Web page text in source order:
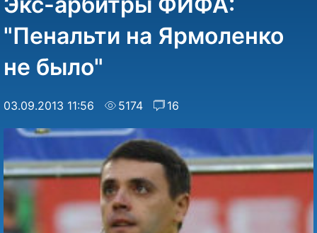
"Пенальти на Ярмоленко
не было"
03.09.2013 11:56 5174 16